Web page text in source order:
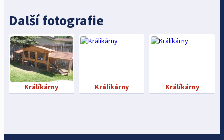
Další fotografie
Králíkárny Králíkárny Králíkárny